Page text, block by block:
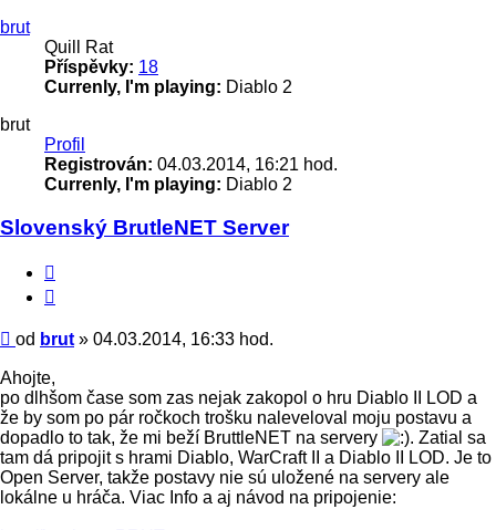
brut
Quill Rat
Příspěvky: 18
Currenly, I'm playing: Diablo 2
brut
Profil
Registrován: 04.03.2014, 16:21 hod.
Currenly, I'm playing: Diablo 2
Slovenský BrutleNET Server
Příspěvek
od brut » 04.03.2014, 16:33 hod.
Ahojte,
po dlhšom čase som zas nejak zakopol o hru Diablo II LOD a
že by som po pár ročkoch trošku naleveloval moju postavu a
dopadlo to tak, že mi beží BruttleNET na servery
. Zatial sa
tam dá pripojit s hrami Diablo, WarCraft II a Diablo II LOD. Je to
Open Server, takže postavy nie sú uložené na servery ale
lokálne u hráča. Viac Info a aj návod na pripojenie: